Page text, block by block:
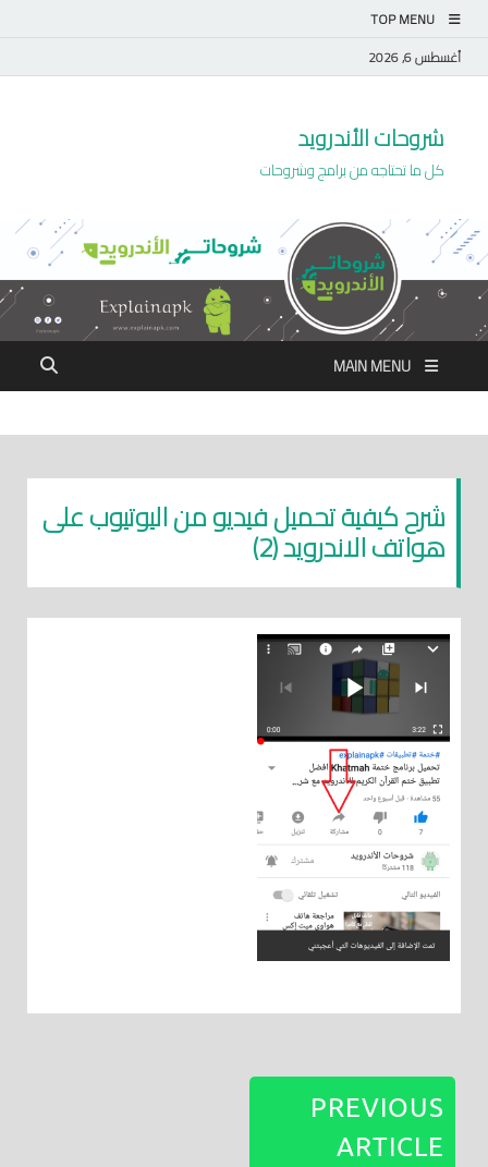
TOP MENU
أغسطس 6, 2026
شروحات الأندرويد
كل ما تحتاجه من برامج وشروحات
MAIN MENU
شرح كيفية تحميل فيديو من اليوتيوب على
هواتف الاندرويد (2)
PREVIOUS
ARTICLE